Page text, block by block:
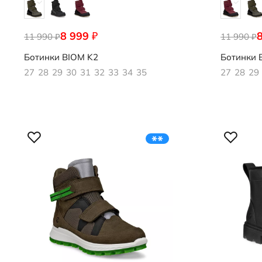
8 999 ₽
11 990₽
711272/60230
Ботинки BIOM K2
27 28 29 30 31 32 33 34 35
11 990₽
711272/
Ботинки
27 28 29